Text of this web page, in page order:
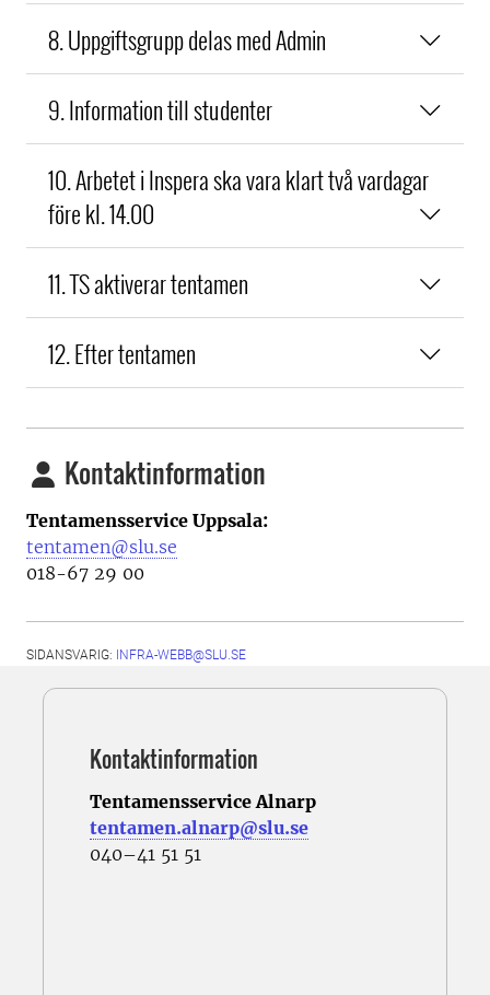
8. Uppgiftsgrupp delas med Admin
9. Information till studenter
10. Arbetet i Inspera ska vara klart två vardagar
före kl. 14.00
11. TS aktiverar tentamen
12. Efter tentamen
Kontaktinformation
Tentamensservice Uppsala:
tentamen@slu.se
018-67 29 00
SIDANSVARIG: INFRA-WEBB@SLU.SE
Kontaktinformation
Tentamensservice Alnarp
tentamen.alnarp@slu.se
040–41 51 51